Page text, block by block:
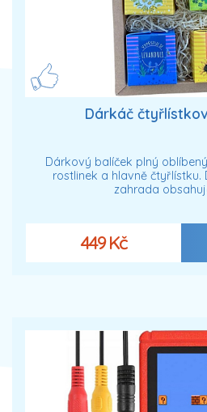
Dárkáč
Dárkový balíček plný
rostlinek a hlavně
zahrada
449 Kč